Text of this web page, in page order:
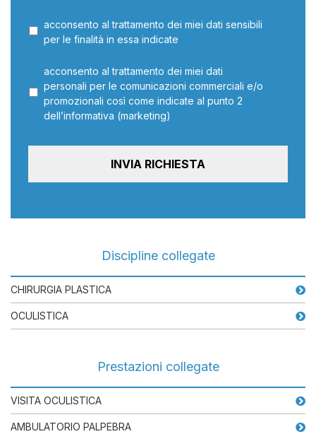
acconsento al trattamento dei miei dati sensibili
per le finalità in essa indicate
acconsento al trattamento dei miei dati
personali per le comunicazioni commerciali e/o
promozionali così come indicate al punto 2
dell’informativa (marketing)
Discipline collegate
CHIRURGIA PLASTICA
OCULISTICA
Prestazioni collegate
VISITA OCULISTICA
AMBULATORIO PALPEBRA